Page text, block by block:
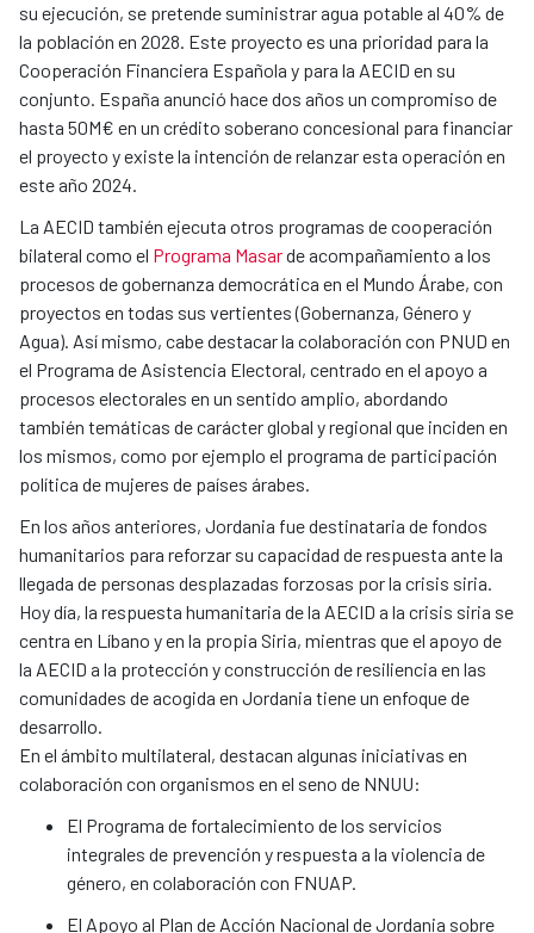
su ejecución, se pretende suministrar agua potable al 40% de
la población en 2028. Este proyecto es una prioridad para la
Cooperación Financiera Española y para la AECID en su
conjunto. España anunció hace dos años un compromiso de
hasta 50M€ en un crédito soberano concesional para financiar
el proyecto y existe la intención de relanzar esta operación en
este año 2024.
La AECID también ejecuta otros programas de cooperación
bilateral como el Programa Masarde acompañamiento a los
procesos de gobernanza democrática en el Mundo Árabe, con
proyectos en todas sus vertientes (Gobernanza, Género y
Agua). Así mismo, cabe destacar la colaboración con PNUD en
el Programa de Asistencia Electoral, centrado en el apoyo a
procesos electorales en un sentido amplio, abordando
también temáticas de carácter global y regional que inciden en
los mismos, como por ejemplo el programa de participación
política de mujeres de países árabes.
En los años anteriores, Jordania fue destinataria de fondos
humanitarios para reforzar su capacidad de respuesta ante la
llegada de personas desplazadas forzosas por la crisis siria.
Hoy día, la respuesta humanitaria de la AECID a la crisis siria se
centra en Líbano y en la propia Siria, mientras que el apoyo de
la AECID a la protección y construcción de resiliencia en las
comunidades de acogida en Jordania tiene un enfoque de
desarrollo.
​​​​​​​En el ámbito multilateral, destacan algunas iniciativas en
colaboración con organismos en el seno de NNUU:
El Programa de fortalecimiento de los servicios
integrales de prevención y respuesta a la violencia de
género, en colaboración con FNUAP.
El Apoyo al Plan de Acción Nacional de Jordania sobre